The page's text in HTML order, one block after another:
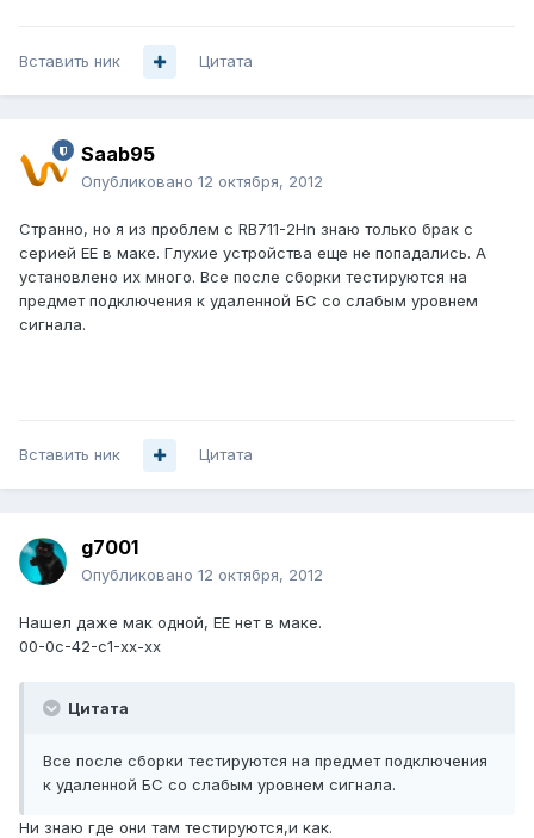
Вставить ник Цитата
Saab95
Опубликовано 12 октября, 2012
Странно, но я из проблем с RB711-2Hn знаю только брак с
серией EE в маке. Глухие устройства еще не попадались. А
установлено их много. Все после сборки тестируются на
предмет подключения к удаленной БС со слабым уровнем
сигнала.
Вставить ник Цитата
g7001
Опубликовано 12 октября, 2012
Нашел даже мак одной, EE нет в маке.
00-0с-42-с1-xx-xx
Цитата
Все после сборки тестируются на предмет подключения
к удаленной БС со слабым уровнем сигнала.
Ни знаю где они там тестируются,и как.